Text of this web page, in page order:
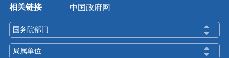
相关链接 中国政府网
国务院部门
局属单位